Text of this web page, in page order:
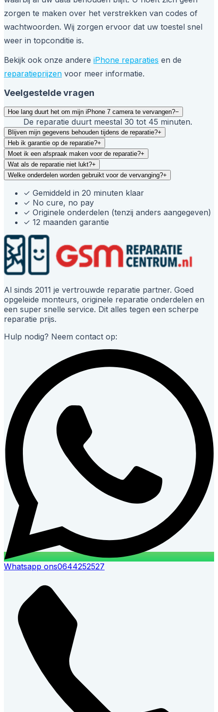
zorgen te maken over het verstrekken van codes of
wachtwoorden. Wij zorgen ervoor dat uw toestel snel
weer in topconditie is.
Bekijk ook onze andere iPhone reparaties en de
reparatieprijzen voor meer informatie.
Veelgestelde vragen
Hoe lang duurt het om mijn iPhone 7 camera te vervangen?−
De reparatie duurt meestal 30 tot 45 minuten.
Blijven mijn gegevens behouden tijdens de reparatie?+
Heb ik garantie op de reparatie?+
Moet ik een afspraak maken voor de reparatie?+
Wat als de reparatie niet lukt?+
Welke onderdelen worden gebruikt voor de vervanging?+
✓ Gemiddeld in 20 minuten klaar
✓ No cure, no pay
✓ Originele onderdelen (tenzij anders aangegeven)
✓ 12 maanden garantie
Al sinds 2011 je vertrouwde reparatie partner. Goed
opgeleide monteurs, originele reparatie onderdelen en
een super snelle service. Dit alles tegen een scherpe
reparatie prijs.
Hulp nodig? Neem contact op:
Whatsapp ons0644252527